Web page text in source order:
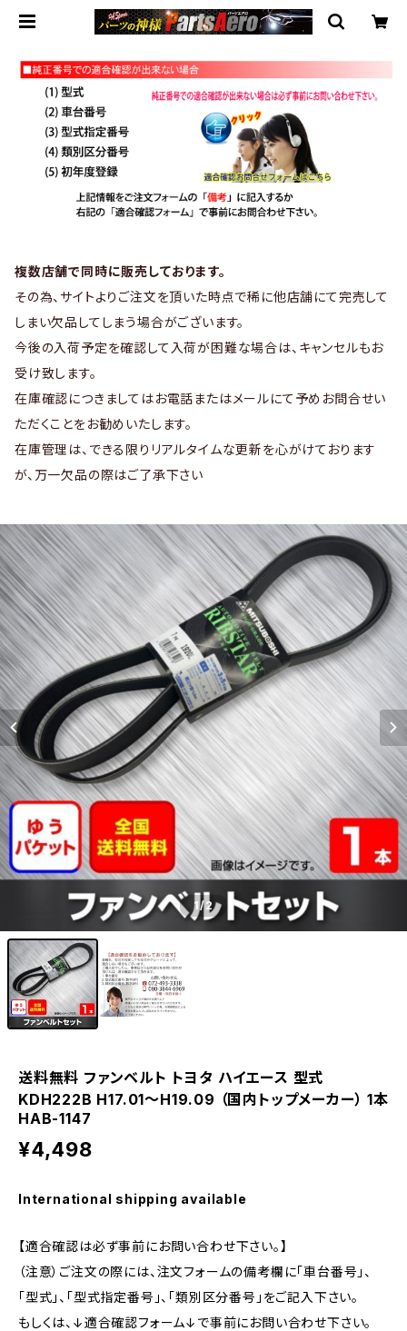
複数店舗で同時に販売しております。
その為、サイトよりご注文を頂いた時点で稀に他店舗にて完売して
しまい欠品してしまう場合がございます。
今後の入荷予定を確認して入荷が困難な場合は、キャンセルもお
受け致します。
在庫確認につきましてはお電話またはメールにて予めお問合せい
ただくことをお勧めいたします。
在庫管理は、できる限りリアルタイムな更新を心がけております
が、万一欠品の際はご了承下さい
1/2
送料無料 ファンベルト トヨタ ハイエース 型式
KDH222B H17.01～H19.09 （国内トップメーカー） 1本
HAB-1147
¥4,498
International shipping available
【適合確認は必ず事前にお問い合わせ下さい。】
（注意）ご注文の際には、注文フォームの備考欄に「車台番号」、
「型式」、「型式指定番号」、「類別区分番号」をご記入下さい。
もしくは、↓適合確認フォーム↓で事前にお問い合わせ下さい。